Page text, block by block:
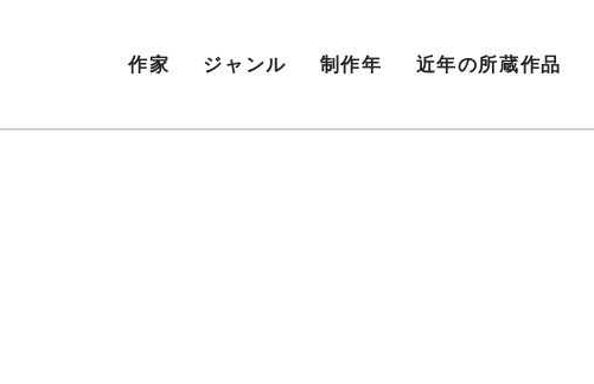
作家 ジャンル 制作年 近年の所蔵作品